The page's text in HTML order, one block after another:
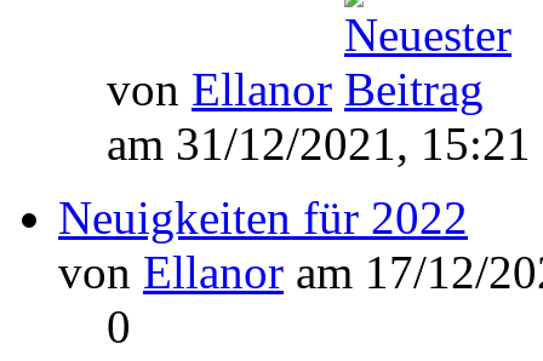
von Ellanor
am 31/12/2021, 15:21
Neuigkeiten für 2022
von Ellanor am 17/12/
0